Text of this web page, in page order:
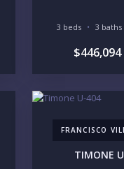
3 beds 3 baths
$446,094
FRANCISCO
TIMONE